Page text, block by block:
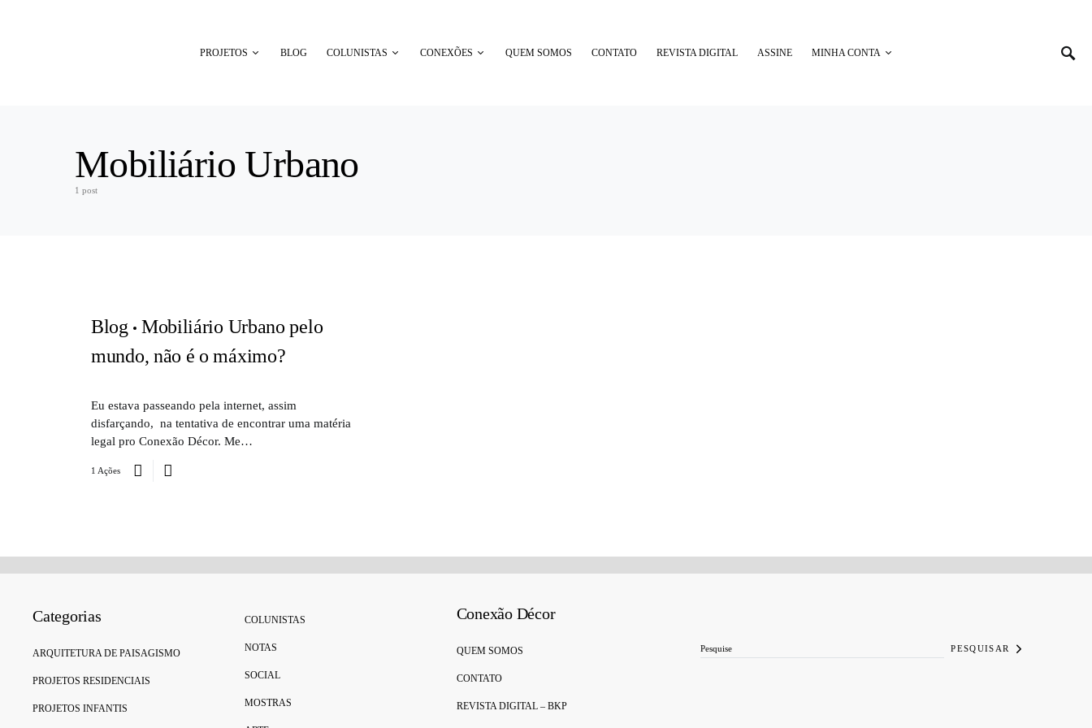
PROJETOS BLOG COLUNISTAS CONEXÕES QUEM SOMOS CONTATO REVISTA DIGITAL ASSINE MINHA CONTA
Mobiliário Urbano
1 post
Blog
Mobiliário Urbano pelo
mundo, não é o máximo?
Eu estava passeando pela internet, assim
disfarçando, na tentativa de encontrar uma matéria
legal pro Conexão Décor. Me…
1 Ações
Categorias
ARQUITETURA DE PAISAGISMO
PROJETOS RESIDENCIAIS
PROJETOS INFANTIS
COLUNISTAS
NOTAS
SOCIAL
MOSTRAS
Conexão Décor
QUEM SOMOS
CONTATO
REVISTA DIGITAL – BKP
PESQUISAR